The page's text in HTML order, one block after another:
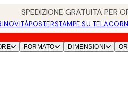
SPEDIZIONE GRATUITA PER
NOVITÀPOSTERSTAMPE SU TELA
FORMATO DIMENSIONI